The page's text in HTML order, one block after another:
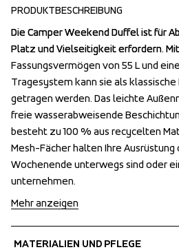
PRODUKTBESCHREIBUNG
Die Camper Weekend Duffel ist für
Platz und Vielseitigkeit erfordern.
Fassungsvermögen von 55 L und
Tragesystem kann sie als
getragen werden. Das leichte
freie wasserabweisende
besteht zu 100 % aus recycelten
Mesh-Fächer halten Ihre Ausrüstung
Wochenende unterwegs sind oder
unternehmen.
Die Camper Weekend Duffel ist für
Platz und Vielseitigkeit erfordern.
Fassungsvermögen von 55 L und
Tragesystem kann sie als
getragen werden. Das leichte
freie wasserabweisende
besteht zu 100 % aus recycelten
Mesh-Fächer halten Ihre Ausrüstung
Wochenende unterwegs sind oder
unternehmen.
Mehr anzeigen
MATERIALIEN UND PFLEGE